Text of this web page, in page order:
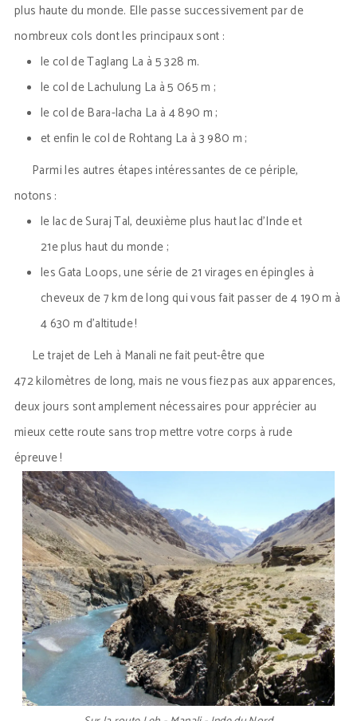
plus haute du monde. Elle passe successivement par de
nombreux cols dont les principaux sont :
le col de Taglang La à 5 328 m.
le col de Lachulung La à 5 065 m ;
le col de Bara-lacha La à 4 890 m ;
et enfin le col de Rohtang La à 3 980 m ;
Parmi les autres étapes intéressantes de ce périple,
notons :
le lac de Suraj Tal, deuxième plus haut lac d’Inde et
21e plus haut du monde ;
les Gata Loops, une série de 21 virages en épingles à
cheveux de 7 km de long qui vous fait passer de 4 190 m à
4 630 m d’altitude !
Le trajet de Leh à Manali ne fait peut-être que
472 kilomètres de long, mais ne vous fiez pas aux apparences,
deux jours sont amplement nécessaires pour apprécier au
mieux cette route sans trop mettre votre corps à rude
épreuve !